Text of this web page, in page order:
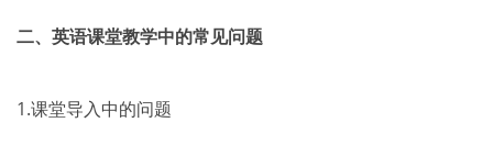
二、英语课堂教学中的常见问题
1.课堂导入中的问题